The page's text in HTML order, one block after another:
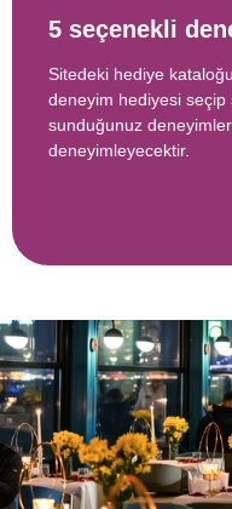
5 seçenekli
Sitedeki hediye
deneyim hediyesi
sunduğunuz
deneyimleyecektir.